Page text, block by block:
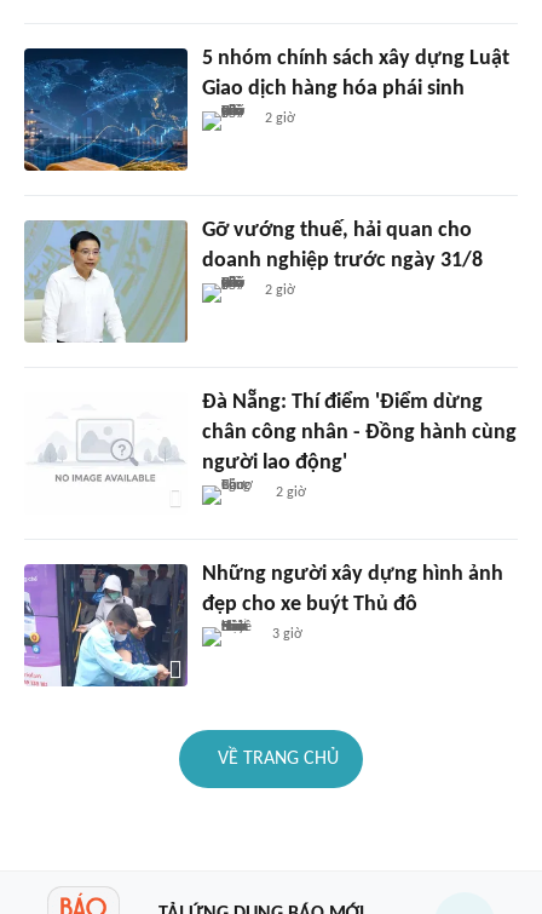
5 nhóm chính sách xây dựng Luật
Giao dịch hàng hóa phái sinh
2 giờ
Gỡ vướng thuế, hải quan cho
doanh nghiệp trước ngày 31/8
2 giờ
Đà Nẵng: Thí điểm 'Điểm dừng
chân công nhân - Đồng hành cùng
người lao động'
2 giờ
Những người xây dựng hình ảnh
đẹp cho xe buýt Thủ đô
3 giờ
VỀ TRANG CHỦ